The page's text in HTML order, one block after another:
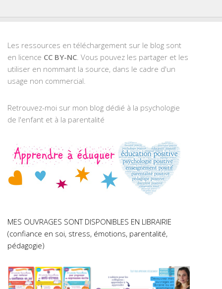
Les ressources en téléchargement sur le blog sont
en licence CC BY-NC. Vous pouvez les partager et les
utiliser en nommant la source, dans le cadre d'un
usage non commercial.
Retrouvez-moi sur mon blog dédié à la psychologie
de l'enfant et à la parentalité
MES OUVRAGES SONT DISPONIBLES EN LIBRAIRIE
(confiance en soi, stress, émotions, parentalité,
pédagogie)